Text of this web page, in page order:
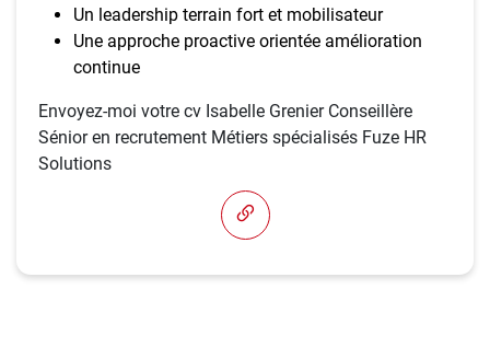
Un leadership terrain fort et mobilisateur
Une approche proactive orientée amélioration
continue
Envoyez-moi votre cv Isabelle Grenier Conseillère
Sénior en recrutement Métiers spécialisés Fuze HR
Solutions